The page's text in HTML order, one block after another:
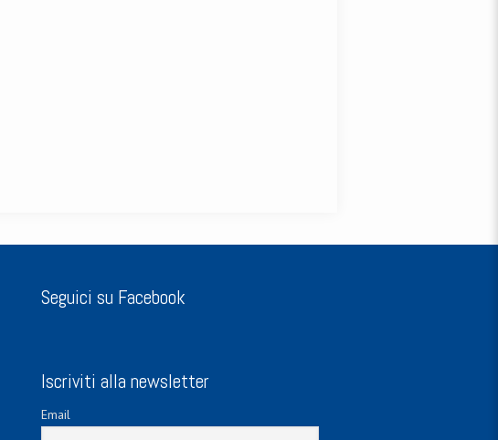
Seguici su Facebook
Iscriviti alla newsletter
Email